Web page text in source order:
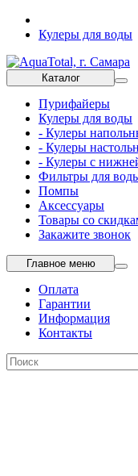
Кулеры для воды
Каталог
Пурифайеры
Кулеры для воды
- Кулеры
- Кулеры
- Кулеры с
Фильтры для
Помпы
Аксессуары
Товары со
Закажите звонок
Главное меню
Оплата
Гарантии
Информация
Контакты